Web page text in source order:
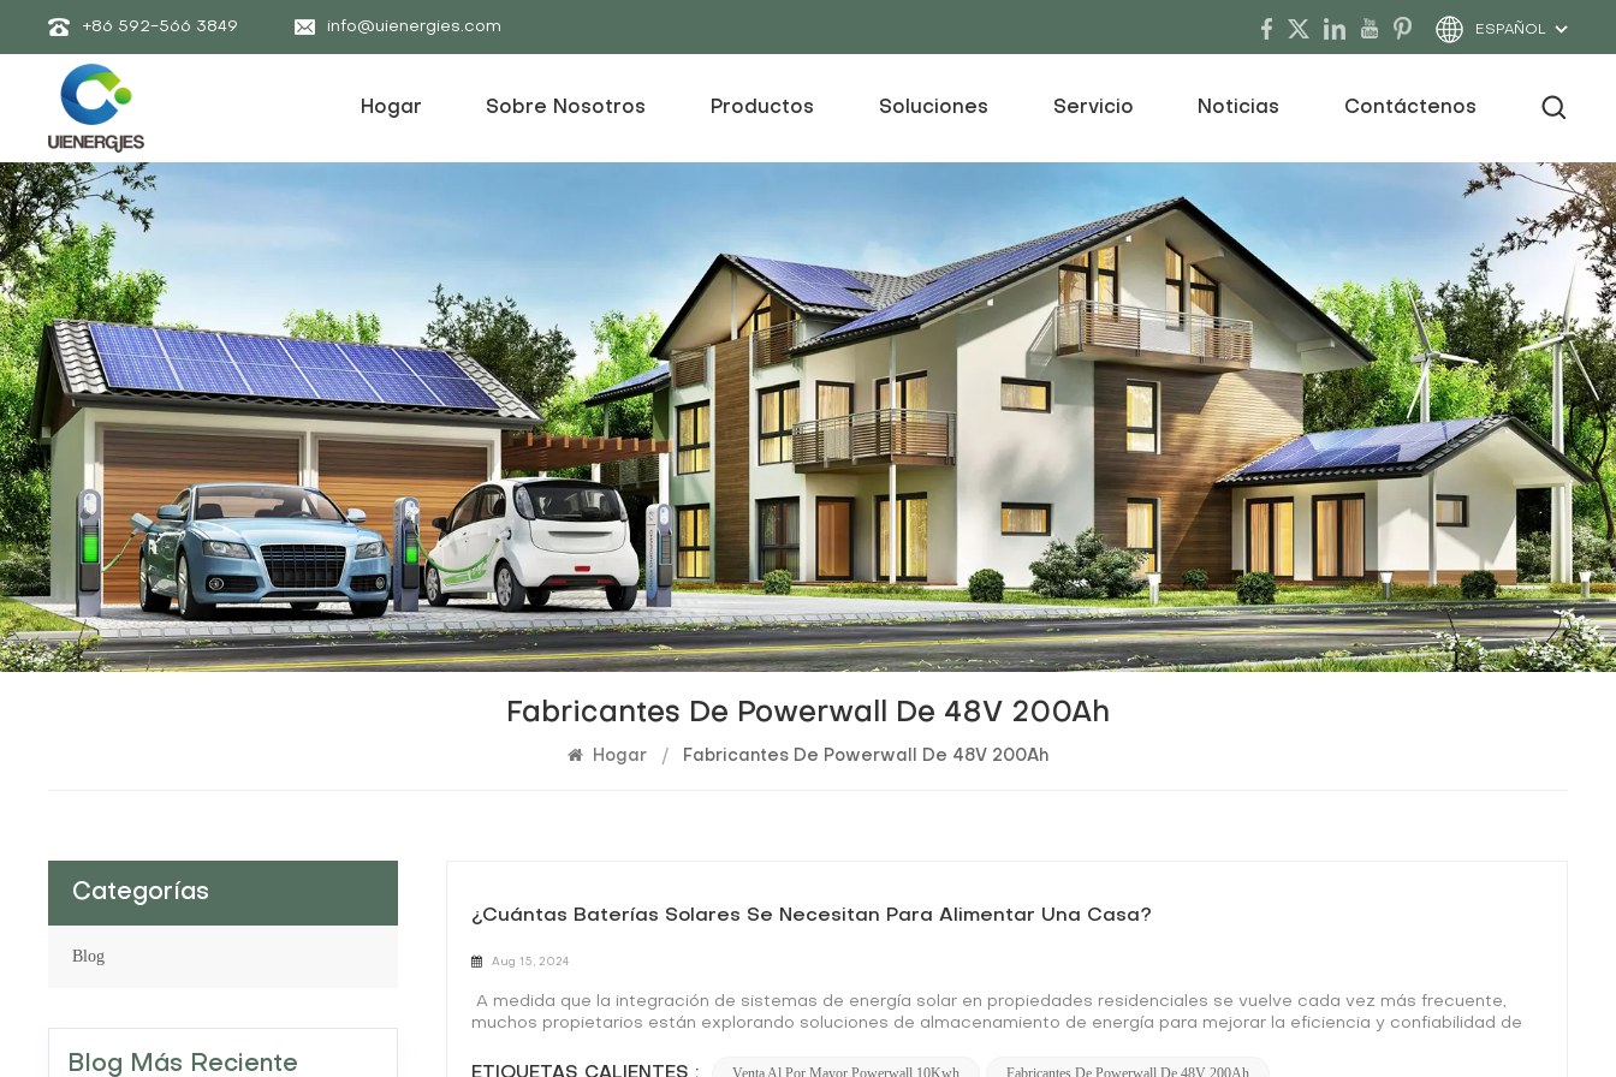
+86 592-566 3849 info@uienergies.com ESPAÑOL
Hogar Sobre Nosotros Productos Soluciones Servicio Noticias Contáctenos
Fabricantes De Powerwall De 48V 200Ah
Hogar / Fabricantes De Powerwall De 48V 200Ah
¿Cuántas Baterías Solares Se Necesitan Para Alimentar Una Casa?
Aug 15, 2024
A medida que la integración de sistemas de energía solar en propiedades residenciales se vuelve cada vez más frecuente,
muchos propietarios están explorando soluciones de almacenamiento de energía para mejorar la eficiencia y confiabilidad de
de energía generado durante las horas pico de luz solar para su uso posterior. A menudo surge una pregunta clave: "¿Cuántas
ETIQUETAS CALIENTES : Venta Al Por Mayor Powerwall 10Kwh Fabricantes De Powerwall De 48V 200Ah
Categorías
Blog
Blog Más Reciente